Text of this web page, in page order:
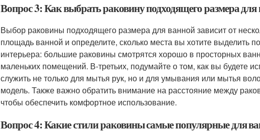
Вопрос 3: Как выбрать раковину подходящего размера
Выбор раковины подходящего размера для ванной зависит от
площадь ванной и определите, сколько места вы хотите выделить
интерьера: большие раковины смотрятся хорошо в просторных
маленьких помещений. В-третьих, подумайте о том, как вы будете
служить не только для мытья рук, но и для умывания или мытья
модель. Также важно обратить внимание на расстояние между
чтобы обеспечить комфортное использование.
Вопрос 4: Какие стили раковины самые популярные для